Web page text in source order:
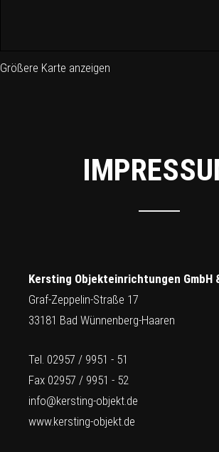
Größere Karte anzeigen
Kersting Objekteinrichtungen GmbH
Graf-Zeppelin-Straße 17
33181 Bad Wünnenberg-Haaren
Tel. 02957 / 9951 - 51
Fax 02957 / 9951 - 52
info@kersting-objekt.de
www.kersting-objekt.de